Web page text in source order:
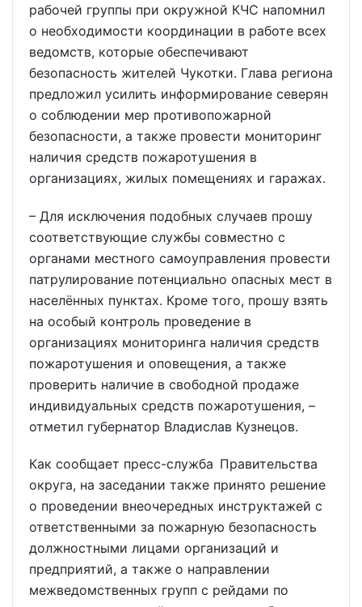
рабочей группы при окружной КЧС напомнил
о необходимости координации в работе всех
ведомств, которые обеспечивают
безопасность жителей Чукотки. Глава региона
предложил усилить информирование северян
о соблюдении мер противопожарной
безопасности, а также провести мониторинг
наличия средств пожаротушения в
организациях, жилых помещениях и гаражах.
– Для исключения подобных случаев прошу
соответствующие службы совместно с
органами местного самоуправления провести
патрулирование потенциально опасных мест в
населённых пунктах. Кроме того, прошу взять
на особый контроль проведение в
организациях мониторинга наличия средств
пожаротушения и оповещения, а также
проверить наличие в свободной продаже
индивидуальных средств пожаротушения, –
отметил губернатор Владислав Кузнецов.
Как сообщает пресс-служба Правительства
округа, на заседании также принято решение
о проведении внеочередных инструктажей с
ответственными за пожарную безопасность
должностными лицами организаций и
предприятий, а также о направлении
межведомственных групп с рейдами по